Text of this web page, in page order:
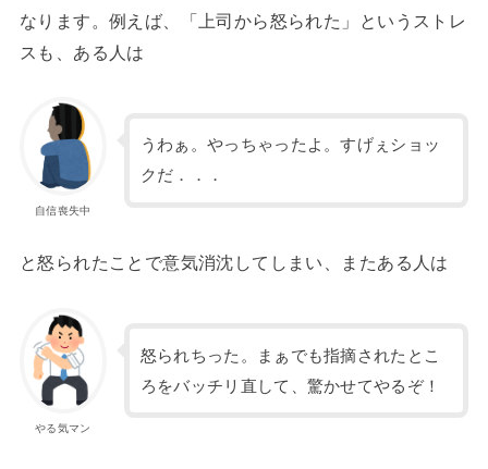
なります。例えば、「上司から怒られた」というストレ
スも、ある人は
自信喪失中
うわぁ。やっちゃったよ。すげぇショッ
クだ．．．
と怒られたことで意気消沈してしまい、またある人は
やる気マン
怒られちった。まぁでも指摘されたとこ
ろをバッチリ直して、驚かせてやるぞ！